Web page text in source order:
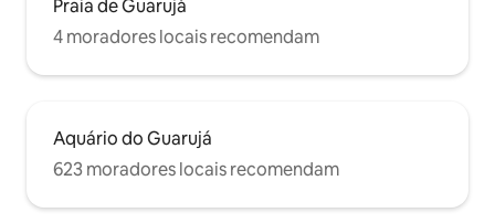
Praia de Guarujá
4 moradores locais recomendam
Aquário do Guarujá
623 moradores locais recomendam